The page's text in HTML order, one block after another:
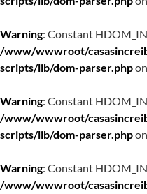
Warning: Constant
/www/wwwroot/
scripts/lib/dom-parser.php
Warning: Constant
/www/wwwroot/
scripts/lib/dom-parser.php
Warning: Constant
/www/wwwroot/